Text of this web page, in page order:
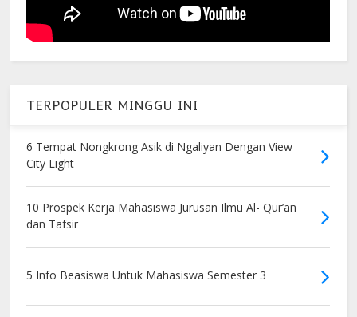
TERPOPULER MINGGU INI
6 Tempat Nongkrong Asik di Ngaliyan Dengan View
City Light
10 Prospek Kerja Mahasiswa Jurusan Ilmu Al- Qur’an
dan Tafsir
5 Info Beasiswa Untuk Mahasiswa Semester 3